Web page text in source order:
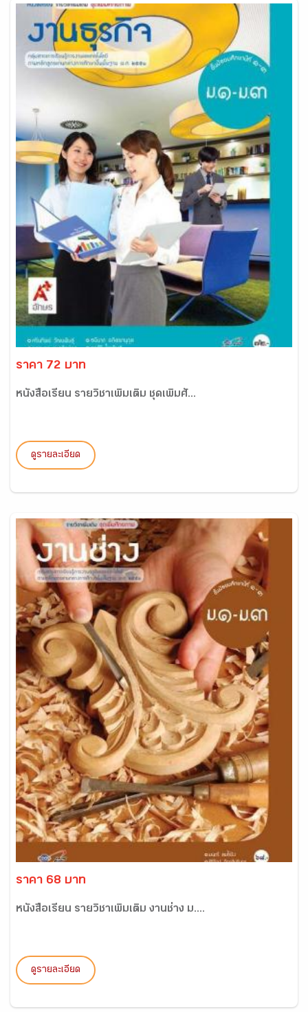
ราคา 72 บาท
หนังสือเรียน รายวิชาเพิ่มเติม ชุดเพิ่มศั...
ดูรายละเอียด
ราคา 68 บาท
หนังสือเรียน รายวิชาเพิ่มเติม งานช่าง ม....
ดูรายละเอียด